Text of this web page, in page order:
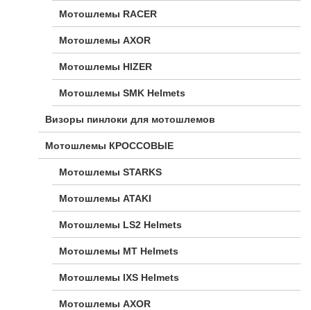
Мотошлемы RACER
Мотошлемы AXOR
Мотошлемы HIZER
Мотошлемы SMK Helmets
Визоры пинлоки для мотошлемов
Мотошлемы КРОССОВЫЕ
Мотошлемы STARKS
Мотошлемы ATAKI
Мотошлемы LS2 Helmets
Мотошлемы MT Helmets
Мотошлемы IXS Helmets
Мотошлемы AXOR